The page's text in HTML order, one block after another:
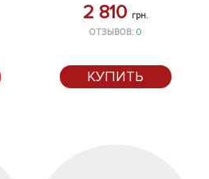
2 810 грн.
ОТЗЫВОВ:0
КУПИТЬ